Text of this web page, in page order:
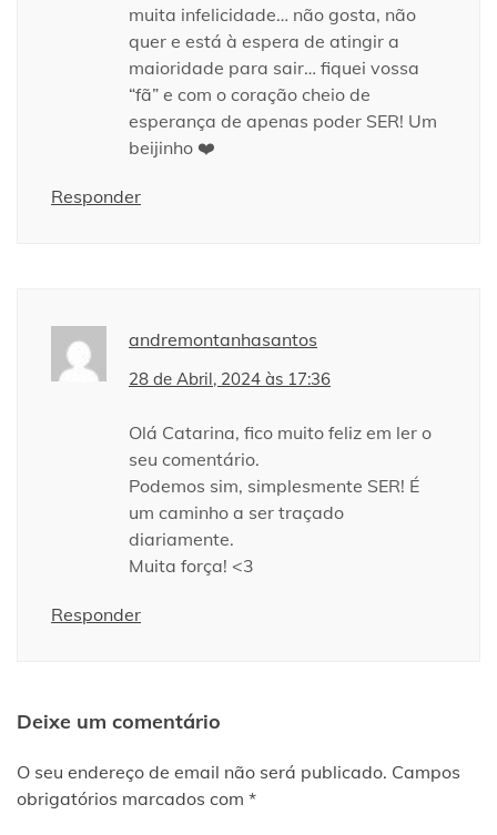
muita infelicidade… não gosta, não
quer e está à espera de atingir a
maioridade para sair… fiquei vossa
“fã” e com o coração cheio de
esperança de apenas poder SER! Um
beijinho ❤️
Responder
andremontanhasantos
28 de Abril, 2024 às 17:36
Olá Catarina, fico muito feliz em ler o
seu comentário.
Podemos sim, simplesmente SER! É
um caminho a ser traçado
diariamente.
Muita força! <3
Responder
Deixe um comentário
O seu endereço de email não será publicado. Campos
obrigatórios marcados com *